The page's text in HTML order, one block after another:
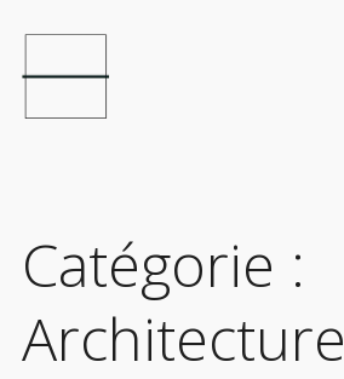
Catégorie :
Architecture